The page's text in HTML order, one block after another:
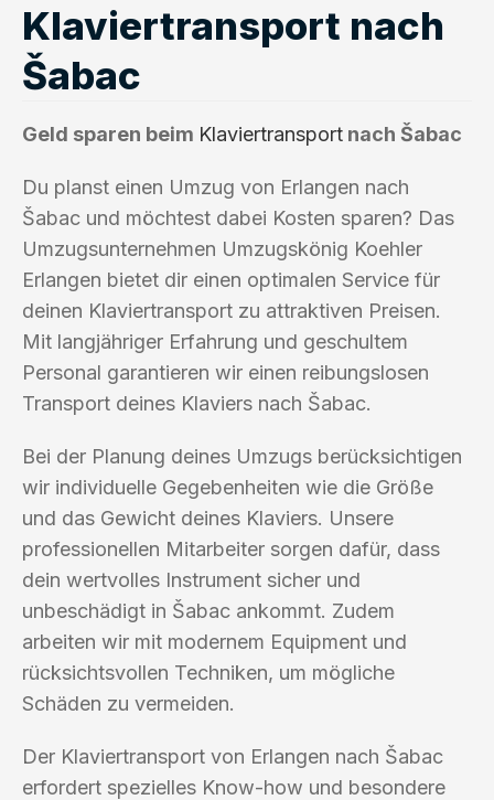
Klaviertransport nach
Šabac
Geld sparen beim Klaviertransport nach Šabac
Du planst einen Umzug von Erlangen nach
Šabac und möchtest dabei Kosten sparen? Das
Umzugsunternehmen Umzugskönig Koehler
Erlangen bietet dir einen optimalen Service für
deinen Klaviertransport zu attraktiven Preisen.
Mit langjähriger Erfahrung und geschultem
Personal garantieren wir einen reibungslosen
Transport deines Klaviers nach Šabac.
Bei der Planung deines Umzugs berücksichtigen
wir individuelle Gegebenheiten wie die Größe
und das Gewicht deines Klaviers. Unsere
professionellen Mitarbeiter sorgen dafür, dass
dein wertvolles Instrument sicher und
unbeschädigt in Šabac ankommt. Zudem
arbeiten wir mit modernem Equipment und
rücksichtsvollen Techniken, um mögliche
Schäden zu vermeiden.
Der Klaviertransport von Erlangen nach Šabac
erfordert spezielles Know-how und besondere